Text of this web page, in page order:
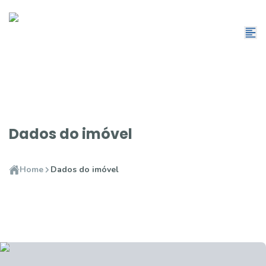
Dados do imóvel
Home Dados do imóvel